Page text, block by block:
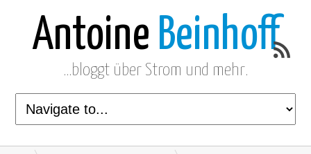
Antoine Beinhoff
…bloggt über Strom und mehr.